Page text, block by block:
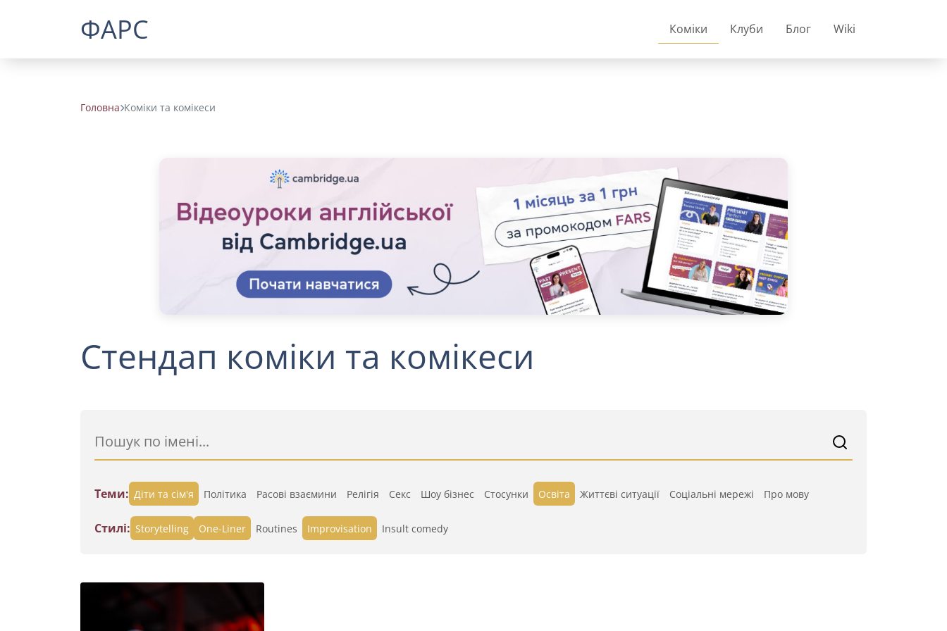
ФАРС Коміки Клуби Блог Wiki
Головна Коміки та комікеси
Стендап коміки та комікеси
Теми: Діти та сім'я Політика Расові взаємини Релігія Секс Шоу бізнес Стосунки Освіта Життєві ситуації Cоціальні мережі Про мову
Стилі: Storytelling One-Liner Routines Improvisation Insult comedy